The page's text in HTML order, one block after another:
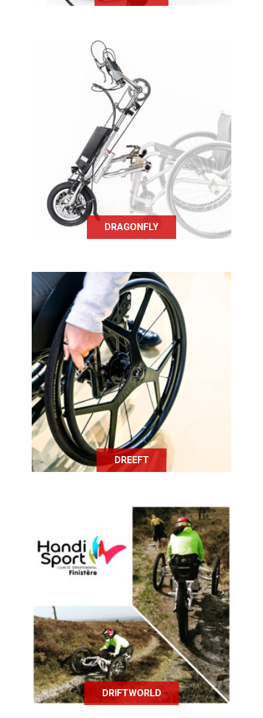
DRAGONFLY
Dragonfly est un handbike
permettant de faire du vélo plus
facilement : le handbike sera
directement attaché au fauteuil
roulant.
DREEFT
Dreeft est un dispositif de freinage
innovant pour les personnes utilisant
un fauteuil roulant
DRIFTWORLD
Driftworld propose des véhicules
électriques sur-mesure et adaptés
aux besoins spécifiques des
personnes en situation de handicap
moteur.